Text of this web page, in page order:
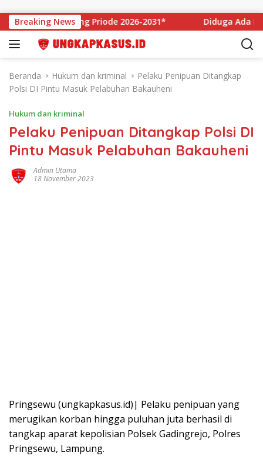
Breaking News
Lampung Priode 2026-2031* Diduga Ada
Beranda Hukum dan kriminal
Pelaku Penipuan Ditangkap
Polsi DI Pintu Masuk Pelabuhan Bakauheni
Hukum dan kriminal
Pelaku Penipuan Ditangkap Polsi DI
Pintu Masuk Pelabuhan Bakauheni
Admin Utama
18 November 2023
Pringsewu (ungkapkasus.id)| Pelaku penipuan yang
merugikan korban hingga puluhan juta berhasil di
tangkap aparat kepolisian Polsek Gadingrejo, Polres
Pringsewu, Lampung.